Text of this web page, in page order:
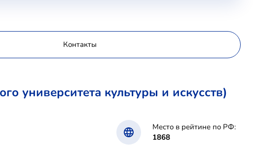
Контакты
университета культуры и искусств)
Место в рейтине по РФ:
1868